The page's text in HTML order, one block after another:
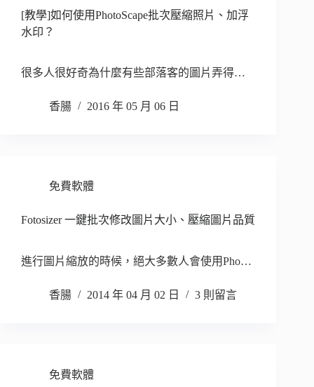
[教學]如何使用PhotoScape批次壓縮照片、加浮
水印？
很多人很好奇為什麼有些部落客的圖片弄得…
香腸 2016 年 05 月 06 日
免費軟體
Fotosizer 一鍵批次修改圖片大小、壓縮圖片品質
進行圖片縮放的時候，絕大多數人會使用Pho…
香腸 2014 年 04 月 02 日 3 則留言
免費軟體